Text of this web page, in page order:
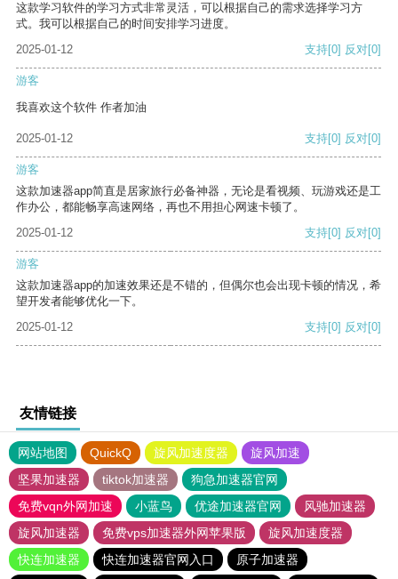
这款学习软件的学习方式非常灵活，可以根据自己的需求选择学习方
式。我可以根据自己的时间安排学习进度。
2025-01-12
支持[0] 反对[0]
游客
我喜欢这个软件 作者加油
2025-01-12 支持[0] 反对[0]
游客
这款加速器app简直是居家旅行必备神器，无论是看视频、玩游戏还是工
作办公，都能畅享高速网络，再也不用担心网速卡顿了。
2025-01-12
支持[0] 反对[0]
游客
这款加速器app的加速效果还是不错的，但偶尔也会出现卡顿的情况，希
望开发者能够优化一下。
2025-01-12
支持[0] 反对[0]
友情链接
网站地图 QuickQ 旋风加速度器
旋风加速
坚果加速器
tiktok加速器
狗急加速器官网
免费vqn外网加速
小蓝鸟 优途加速器官网
风驰加速器
旋风加速器
免费vps加速器外网苹果版
旋风加速度器
快连加速器
快连加速器官网入口 原子加速器